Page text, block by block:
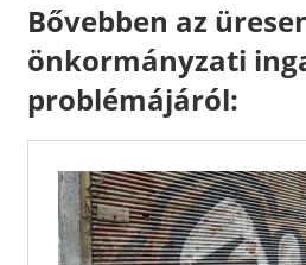
Bővebben az
önkormányzati
problémájáról: